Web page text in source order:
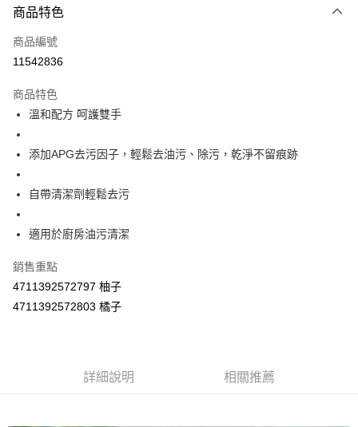
信用卡一次付款
超商取貨付款
Apple Pay
街口支付
Google Pay
AFTEE先享後付
【關於「AFTEE先享後付」】
AFTEE先享後付是「在收到商品之後才付款」的支付方式。 讓您購物簡單
１．簡單：不需註冊會員、不需綁卡、不需儲值。
１．於結帳方式選擇「AFTEE先享後付」後，將跳轉至「AFTEE先享後付」
３．收到繳費通知簡訊後14天內，點擊此簡訊中的連結，可透過四大超商／
商品特色
商品編號
11542836
商品特色
溫和配方 呵護雙手
添加APG去污因子，輕鬆去油污、除污，乾淨不留痕跡
自帶清潔劑輕鬆去污
適用於廚房油污清潔
銷售重點
4711392572797 柚子
4711392572803 橘子
詳細說明 相關推薦